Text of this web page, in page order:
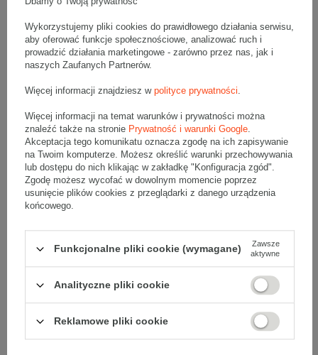
Opis produktu
Wymiary:
• zewnętrzne: 240x275 mm
wewnętrzne 220x265 mm
Materiał :
• gramatura papieru:70g/m2
• folia bąbelkowa LDPE - podwójna warstwa
Dodatkowe:
• producent:VP
Białe koperty bąbelkowe są wykonane w 100% z mocnego
papieru typu kraft, dzięki czemu są przyjazne dla środowiska.
Są to wydajne opakowania odporne na warunki atmosferyczne,
idealne dla towarów, które nie wymagają sztywnego
Wykorzystujemy pliki cookies do prawidłowego działania serwisu,
aby oferować funkcje społecznościowe, analizować ruch i
prowadzić działania marketingowe - zarówno przez nas, jak i
naszych Zaufanych Partnerów.
Więcej informacji znajdziesz w polityce prywatności.
Więcej informacji na temat warunków i prywatności można
znaleźć także na stronie Prywatność i warunki Google.
Akceptacja tego komunikatu oznacza zgodę na ich zapisywanie
na Twoim komputerze. Możesz określić warunki przechowywania
lub dostępu do nich klikając w zakładkę "Konfiguracja zgód".
Zgodę możesz wycofać w dowolnym momencie poprzez
usunięcie plików cookies z przeglądarki z danego urządzenia
końcowego.
Funkcjonalne pliki cookie (wymagane)
Zawsze
aktywne
Analityczne pliki cookie
Reklamowe pliki cookie